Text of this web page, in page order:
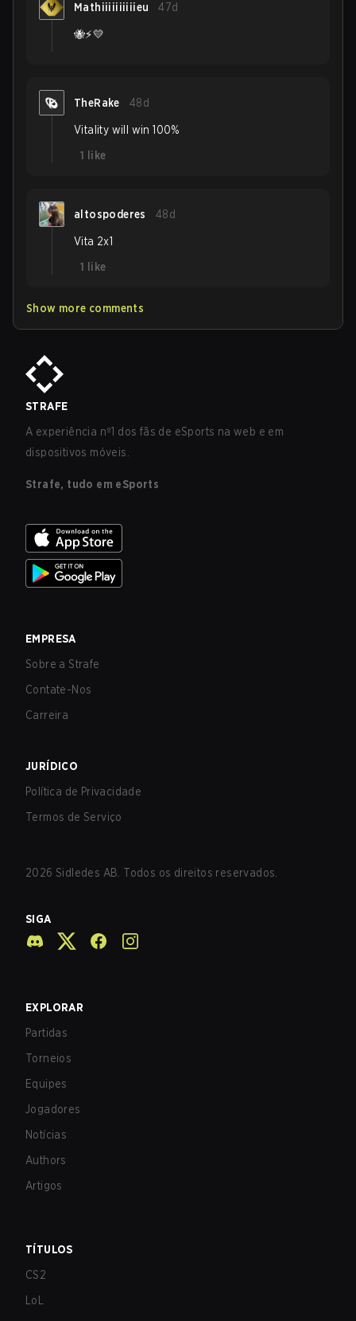
Mathiiiiiiiiiieu 47d
🐝⚡️💛
TheRake 48d
Vitality will win 100%
1
like
altospoderes 48d
Vita 2x1
1
like
Show more comments
STRAFE
A experiência nº1 dos fãs de eSports na web e em
dispositivos móveis.
Strafe, tudo em eSports
EMPRESA
Sobre a Strafe
Contate-Nos
Carreira
JURÍDICO
Política de Privacidade
Termos de Serviço
2026 Sidledes AB. Todos os direitos reservados.
SIGA
EXPLORAR
Partidas
Torneios
Equipes
Jogadores
Notícias
Authors
Artigos
TÍTULOS
CS2
LoL